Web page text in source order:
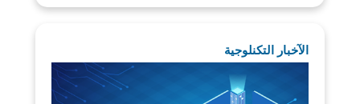
الآخبار التكنلوجية